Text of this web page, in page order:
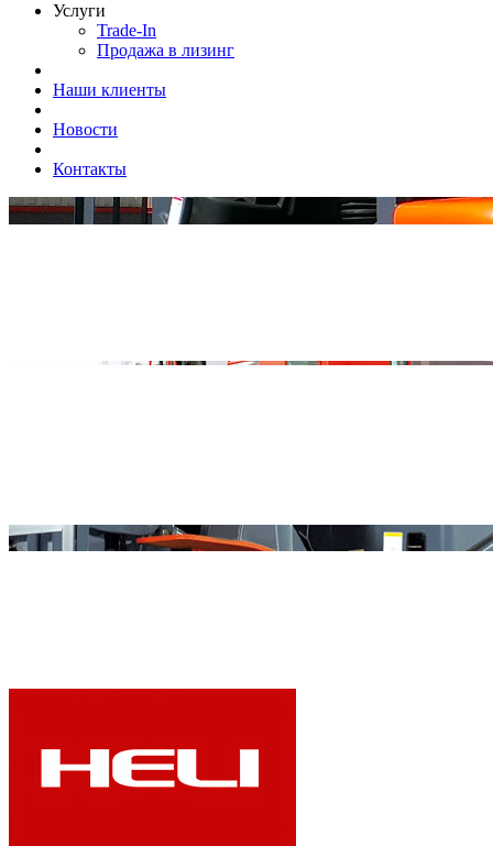
Услуги
Trade-In
Продажа в лизинг
Наши клиенты
Новости
Контакты